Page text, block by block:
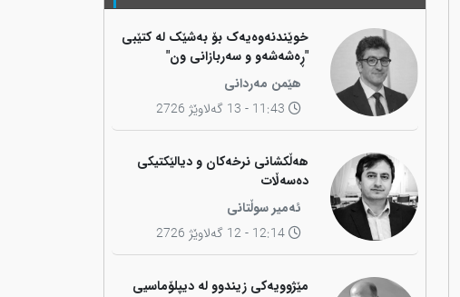
خوێندنەوەیەک بۆ بەشێک لە کتێبی
"ڕەشەشەو و سەربازانی ون"
هێمن مەردانی
11:43 - 13 گەلاوێژ 2726
هەڵکشانی نرخەکان و دیالێکتیکی
دەسەڵات
ئەمیر سوڵتانی
12:14 - 12 گەلاوێژ 2726
مێژوویەکی زیندوو لە دیپلۆماسیی